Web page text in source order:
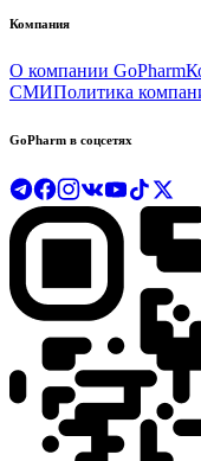
Компания
О компании GoPharm
СМИПолитика
GoPharm в соцсетях